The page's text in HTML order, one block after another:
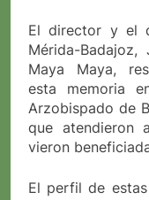
El director y el
Mérida-
Maya Maya,
esta memoria
Arzobispado de
que atendieron
vieron
El perfil de